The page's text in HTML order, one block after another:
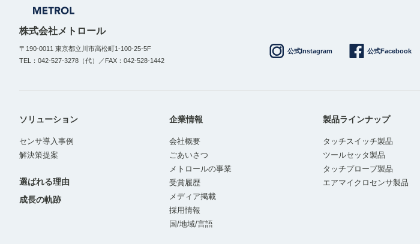
株式会社メトロール
〒190-0011 東京都立川市高松町1-100-25-5F
TEL：042-527-3278（代）／FAX：042-528-1442
公式Instagram 公式Facebook
ソリューション
センサ導入事例
解決策提案
選ばれる理由
成長の軌跡
企業情報
会社概要
ごあいさつ
メトロールの事業
受賞履歴
メディア掲載
採用情報
国/地域/言語
製品ラインナップ
タッチスイッチ製品
ツールセッタ製品
タッチプローブ製品
エアマイクロセンサ製品